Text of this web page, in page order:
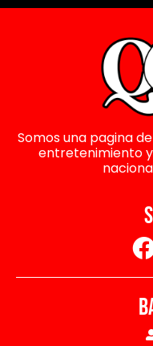
Somos una pagina
entretenimiento